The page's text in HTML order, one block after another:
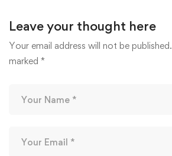
Leave your thought here
Your email address will not be published.
marked *